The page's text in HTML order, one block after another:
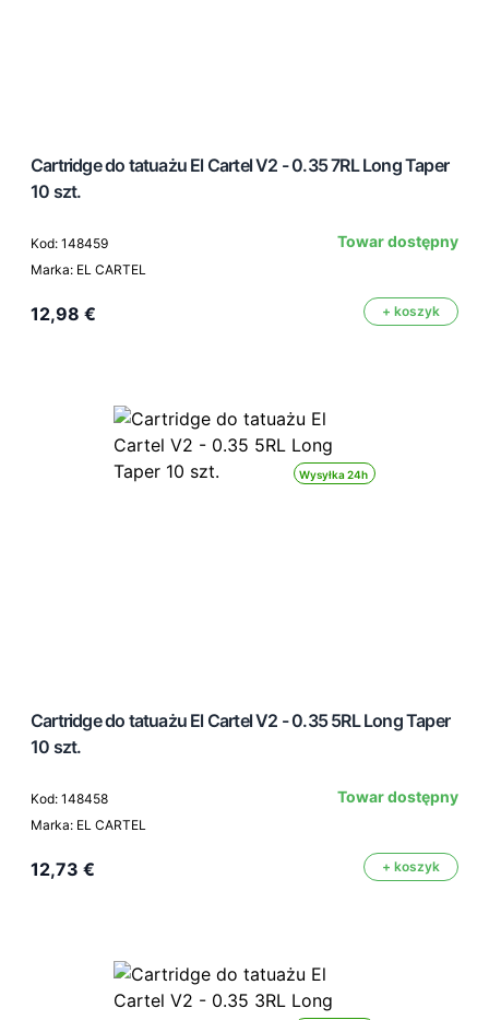
Cartridge do tatuażu El Cartel V2 - 0.35 7RL Long Taper
10 szt.
Kod: 148459
Marka: EL CARTEL
Towar dostępny
12,98 € + koszyk
Wysyłka 24h
Cartridge do tatuażu El Cartel V2 - 0.35 5RL Long Taper
10 szt.
Kod: 148458
Marka: EL CARTEL
Towar dostępny
12,73 € + koszyk